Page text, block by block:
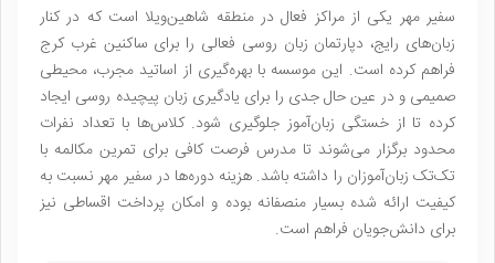
سفیر مهر یکی از مراکز فعال در منطقه شاهین‌ویلا است که در کنار
زبان‌های رایج، دپارتمان زبان روسی فعالی را برای ساکنین غرب کرج
فراهم کرده است. این موسسه با بهره‌گیری از اساتید مجرب، محیطی
صمیمی و در عین حال جدی را برای یادگیری زبان پیچیده روسی ایجاد
کرده تا از خستگی زبان‌آموز جلوگیری شود. کلاس‌ها با تعداد نفرات
محدود برگزار می‌شوند تا مدرس فرصت کافی برای تمرین مکالمه با
تک‌تک زبان‌آموزان را داشته باشد. هزینه دوره‌ها در سفیر مهر نسبت به
کیفیت ارائه شده بسیار منصفانه بوده و امکان پرداخت اقساطی نیز
برای دانش‌جویان فراهم است.